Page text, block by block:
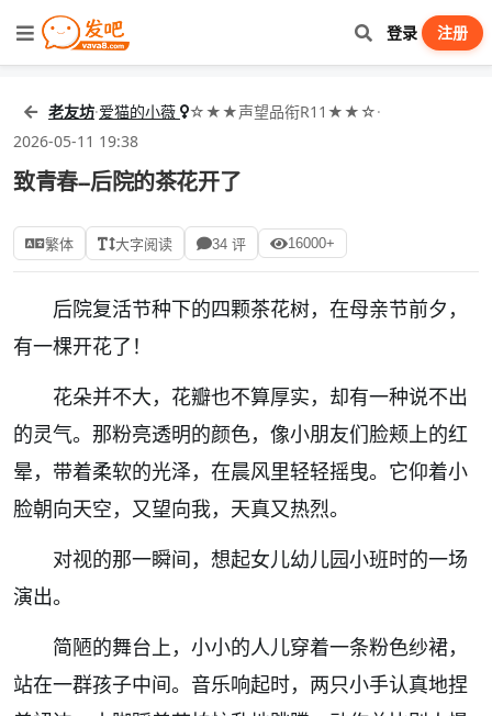
登录 注册
老友坊·爱猫的小薇 ☆★★声望品衔R11★★☆·
2026-05-11 19:38
致青春--后院的茶花开了
繁体 大字阅读 34 评 16000+
后院复活节种下的四颗茶花树，在母亲节前夕，
有一棵开花了！
花朵并不大，花瓣也不算厚实，却有一种说不出
的灵气。那粉亮透明的颜色，像小朋友们脸颊上的红
晕，带着柔软的光泽，在晨风里轻轻摇曳。它仰着小
脸朝向天空，又望向我，天真又热烈。
对视的那一瞬间，想起女儿幼儿园小班时的一场
演出。
简陋的舞台上，小小的人儿穿着一条粉色纱裙，
站在一群孩子中间。音乐响起时，两只小手认真地捏